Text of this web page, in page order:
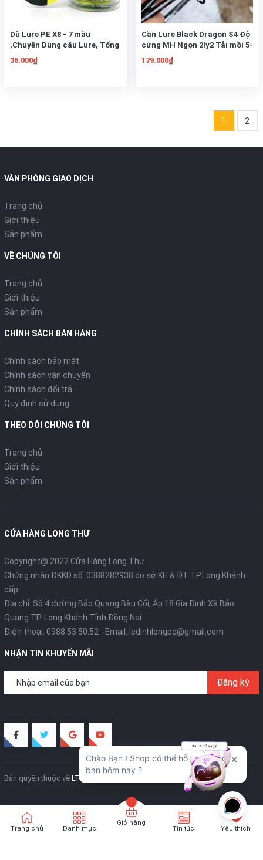
Dù Lure PE X8 - 7 màu
,Chuyên Dùng câu Lure, Tổng
Hợp, Cuộn 100m
36.000₫
Cần Lure Black Dragon S4 Độ
cứng MH Ngọn 2ly2 Tải mồi 5-
25g Tải Cá 8-10kg
179.000₫
1 2
VĂN PHÒNG GIAO DỊCH
Trang chủ
Giới thiệu
Sản phẩm
VỀ CHÚNG TÔI
Trang chủ
Giới thiệu
Sản phẩm
CHÍNH SÁCH BÁN HÀNG
Chính sách bảo mật
Chính sách vận chuyển
Chính sách đổi trả
Quy định sử dụng
THEO DÕI CHÚNG TÔI
Trang chủ
Giới thiệu
Sản phẩm
CỬA HÀNG LONG THƯ
Copyright@ 2022 Cửa Hàng Long Thư
Chứng nhận ĐKKD số: 0388282938 do sở KH & ĐT TP.Long Khánh
cấp
Địa chỉ: Số 4 đường Bảo Quang Bàu Cối, Ấp 18 Gia Đình Xã Bảo
Quang TP. Long Khánh Tỉnh Đồng Nai
Điện thoại: 0988.53.50.52 - Email: ledinhlongpc@gmail.com
NHẬN TIN KHUYẾN MÃI
Đăng ký
Bản quyền thuộc về LT Creative
Trang chủ Danh mục
Giỏ hàng
Tin tức Yêu thích